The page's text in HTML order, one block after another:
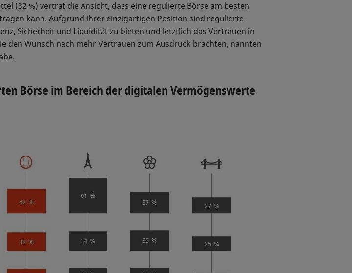
(32 %) vertrat die Ansicht, dass eine regulierte Börse am besten
kann. Aufgrund ihrer einzigartigen Position sind regulierte
Sicherheit und Liquidität zu bieten und letztlich das Vertrauen in
den Wunsch nach mehr Vertrauen zum Ausdruck brachten, nannten
Börse im Bereich der digitalen Vermögenswerte